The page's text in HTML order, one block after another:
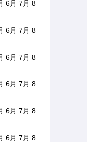
6月 7月 8
6月 7月 8
6月 7月 8
6月 7月 8
6月 7月 8
6月 7月 8